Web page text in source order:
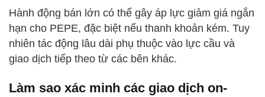
Hành động bán lớn có thể gây áp lực giảm giá ngắn
hạn cho PEPE, đặc biệt nếu thanh khoản kém. Tuy
nhiên tác động lâu dài phụ thuộc vào lực cầu và
giao dịch tiếp theo từ các bên khác.
Làm sao xác minh các giao dịch on-